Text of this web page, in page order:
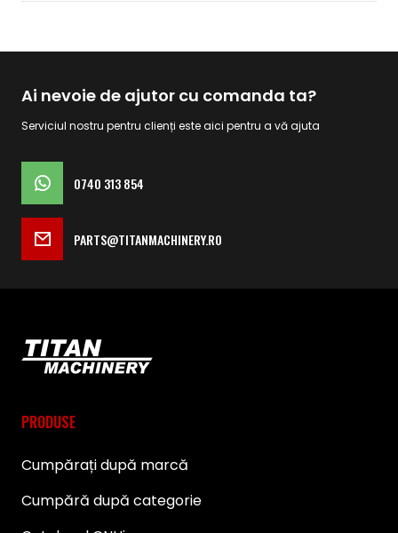
Ai nevoie de ajutor cu comanda ta?
Serviciul nostru pentru clienți este aici pentru a vă ajuta
0740 313 854
PARTS@TITANMACHINERY.RO
PRODUSE
Cumpărați după marcă
Cumpără după categorie